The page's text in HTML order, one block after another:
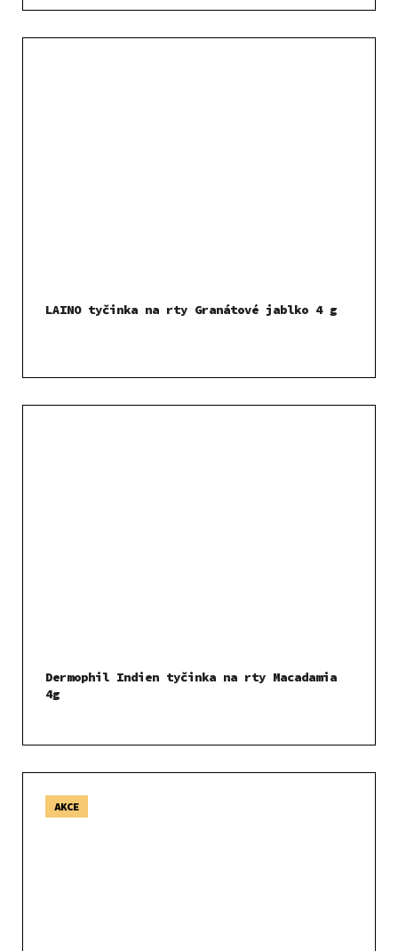
LAINO tyčinka na rty Granátové jablko 4 g
Dermophil Indien tyčinka na rty Macadamia
4g
AKCE